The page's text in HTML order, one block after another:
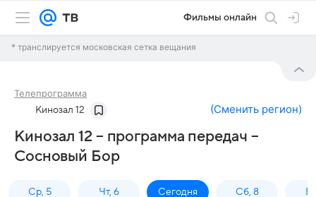
Фильмы онлайн
* транслируется московская сетка вещания
Телепрограмма
Кинозал 12 (Сменить регион)
Кинозал 12 – программа передач –
Сосновый Бор
Ср, 5 Чт, 6 Сегодня Сб, 8